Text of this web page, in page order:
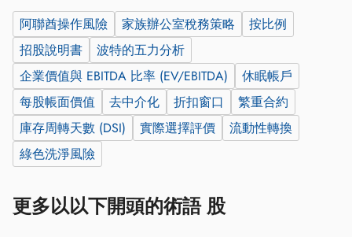
阿聯酋操作風險 家族辦公室稅務策略
按比例
招股說明書
波特的五力分析
企業價值與 EBITDA 比率 (EV/EBITDA)
休眠帳戶
每股帳面價值
去中介化 折扣窗口
繁重合約
庫存周轉天數 (DSI)
實際選擇評價
流動性轉換
綠色洗淨風險
更多以以下開頭的術語 股